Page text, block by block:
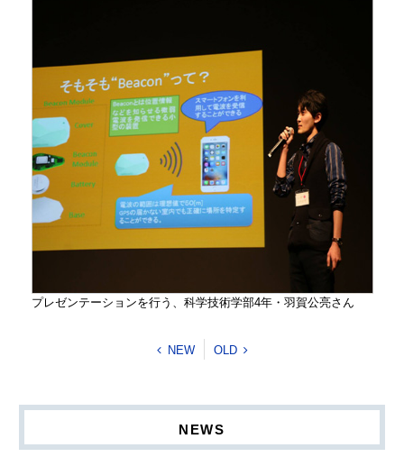
プレゼンテーションを行う、科学技術学部4年・羽賀公亮さん
NEW OLD
NEWS